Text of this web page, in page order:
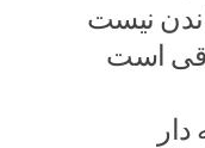
نیست
است